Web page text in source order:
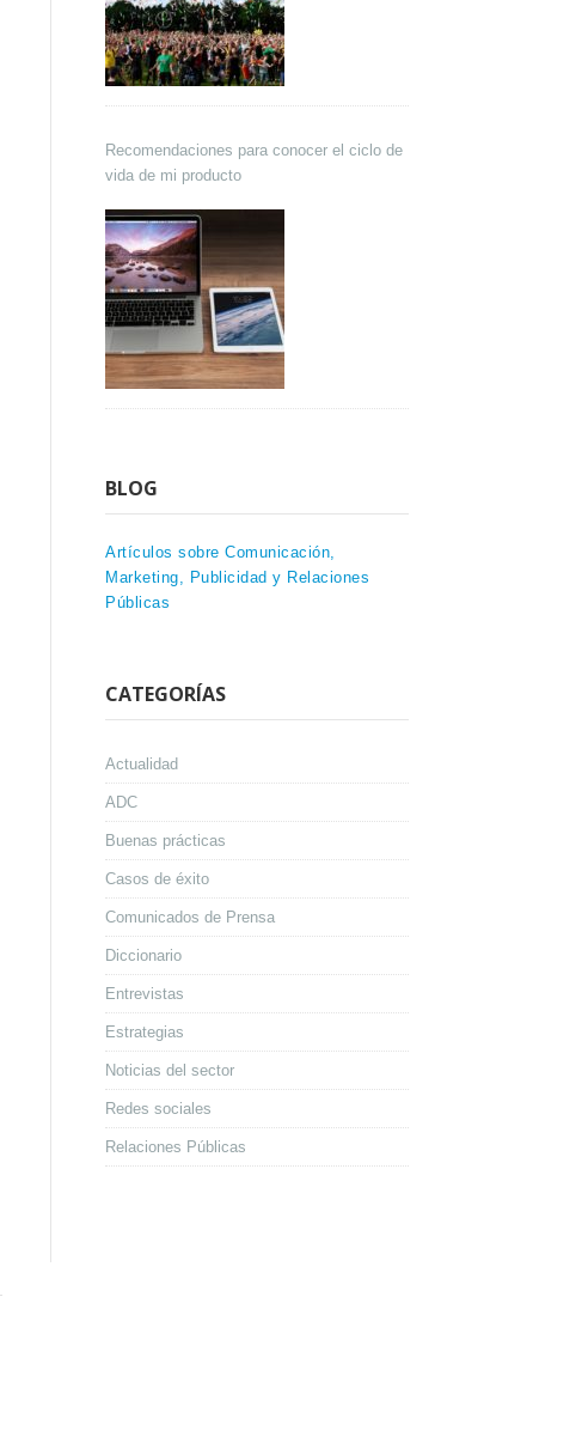
Recomendaciones para conocer el ciclo de
vida de mi producto
BLOG
Artículos sobre Comunicación,
Marketing, Publicidad y Relaciones
Públicas
CATEGORÍAS
Actualidad
ADC
Buenas prácticas
Casos de éxito
Comunicados de Prensa
Diccionario
Entrevistas
Estrategias
Noticias del sector
Redes sociales
Relaciones Públicas